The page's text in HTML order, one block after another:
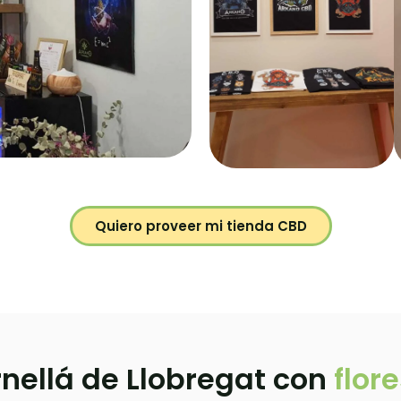
Quiero proveer mi tienda CBD
de Llobregat con